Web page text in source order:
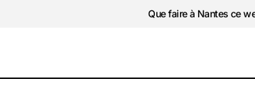
Que faire à Nantes ce